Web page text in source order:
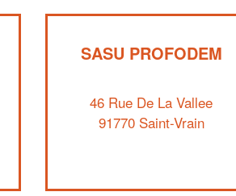
SASU PROFODEM
46 Rue De La Vallee
91770 Saint-Vrain